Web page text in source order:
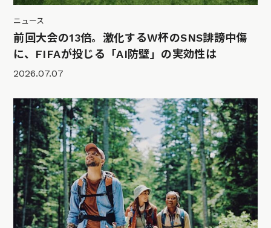
ニュース
前回大会の13倍。激化するW杯のSNS誹謗中傷
に、FIFAが投じる「AI防壁」の実効性は
2026.07.07